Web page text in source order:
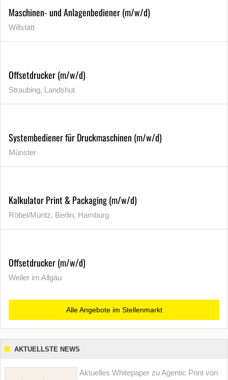
Maschinen- und Anlagenbediener (m/w/d)
Willstätt
Offsetdrucker (m/w/d)
Straubing, Landshut
Systembediener für Druckmaschinen (m/w/d)
Münster
Kalkulator Print & Packaging (m/w/d)
Röbel/Müritz, Berlin, Hamburg
Offsetdrucker (m/w/d)
Weiler im Allgäu
Alle Angebote im Stellenmarkt
AKTUELLSTE NEWS
Aktuelles Whitepaper zu Agentic Print von